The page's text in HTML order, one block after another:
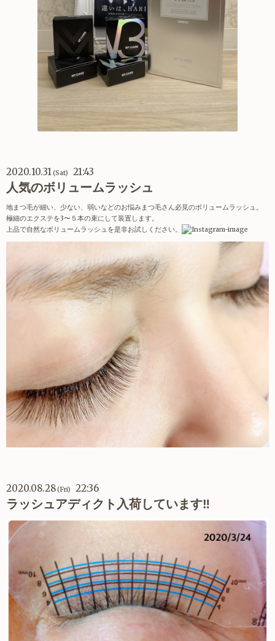
2020.10.31(Sat) 21:43
人気のボリュームラッシュ
地まつ毛が細い、少ない、弱いなどのお悩みまつ毛さん必見のボリュームラッシュ。
極細のエクステを3〜５本の束にして装置します。
上品で自然なボリュームラッシュを是非お試しください。
2020.08.28(Fri) 22:36
ラッシュアディクト入荷しています‼︎